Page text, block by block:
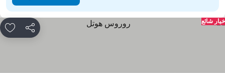
مشاركة
شائع